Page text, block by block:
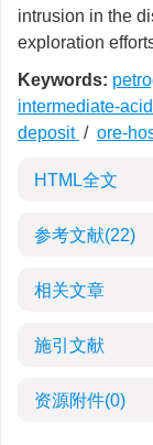
intrusion in the
exploration
Keywords:
intermediate-
deposit / ore-
HTML全文
参考文献(22)
相关文章
施引文献
资源附件(0)